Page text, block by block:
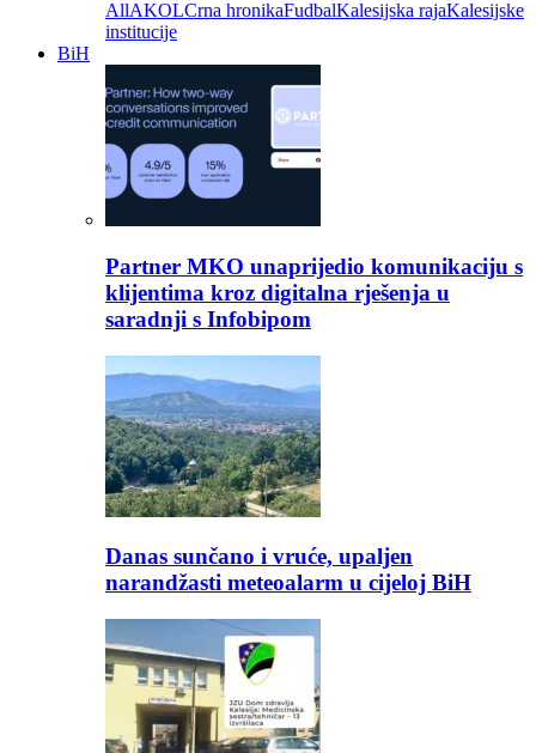
AllAKOLCrna hronikaFudbalKalesijska rajaKalesijske
institucije
BiH
Partner MKO unaprijedio komunikaciju s
klijentima kroz digitalna rješenja u
saradnji s Infobipom
Danas sunčano i vruće, upaljen
narandžasti meteoalarm u cijeloj BiH